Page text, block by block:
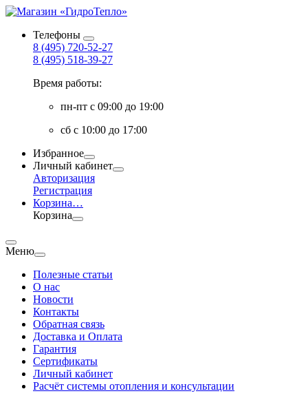
Телефоны
8 (495) 720-52-27
8 (495) 518-39-27
Время работы:
пн-пт с 09:00 до 19:00
сб с 10:00 до 17:00
Избранное
Личный кабинет
Авторизация
Регистрация
Корзина…
Корзина
Меню
Полезные статьи
О нас
Новости
Контакты
Обратная связь
Доставка и Оплата
Гарантия
Сертификаты
Личный кабинет
Расчёт системы отопления и консультации